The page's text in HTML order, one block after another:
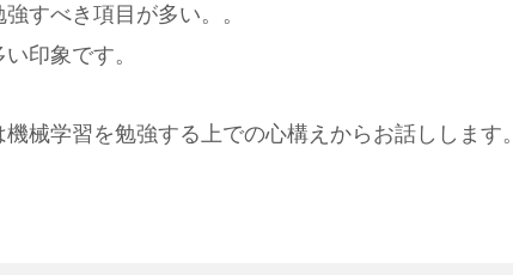
すべき項目が多い。。
印象です。
械学習を勉強する上での心構えからお話しします。